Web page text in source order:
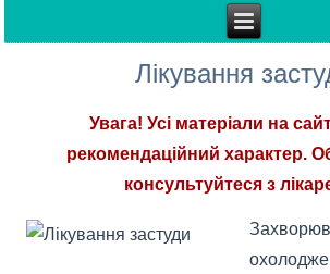
Лікування
Увага! Усі матеріали на
рекомендаційний характер.
консультуйтеся з